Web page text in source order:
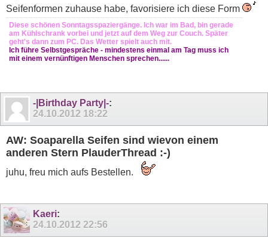
Seifenformen zuhause habe, favorisiere ich diese Form
Diese schönen Sonntagsspaziergänge. Ich war im Bad, bin gerade
am Kühlschrank vorbei und jetzt auf dem Weg zur Couch. Später
geht's dann zum PC. Das Wetter spielt auch mit.
Ich führe Selbstgespräche - mindestens einmal am Tag muss ich
mit einem vernünftigen Menschen sprechen......
-|Birthday Party|-:
24.10.2012 18:22
AW: Soaparella Seifen sind wievon einem
anderen Stern PlauderThread :-)
juhu, freu mich aufs Bestellen.
Kaeri:
24.10.2012 22:56